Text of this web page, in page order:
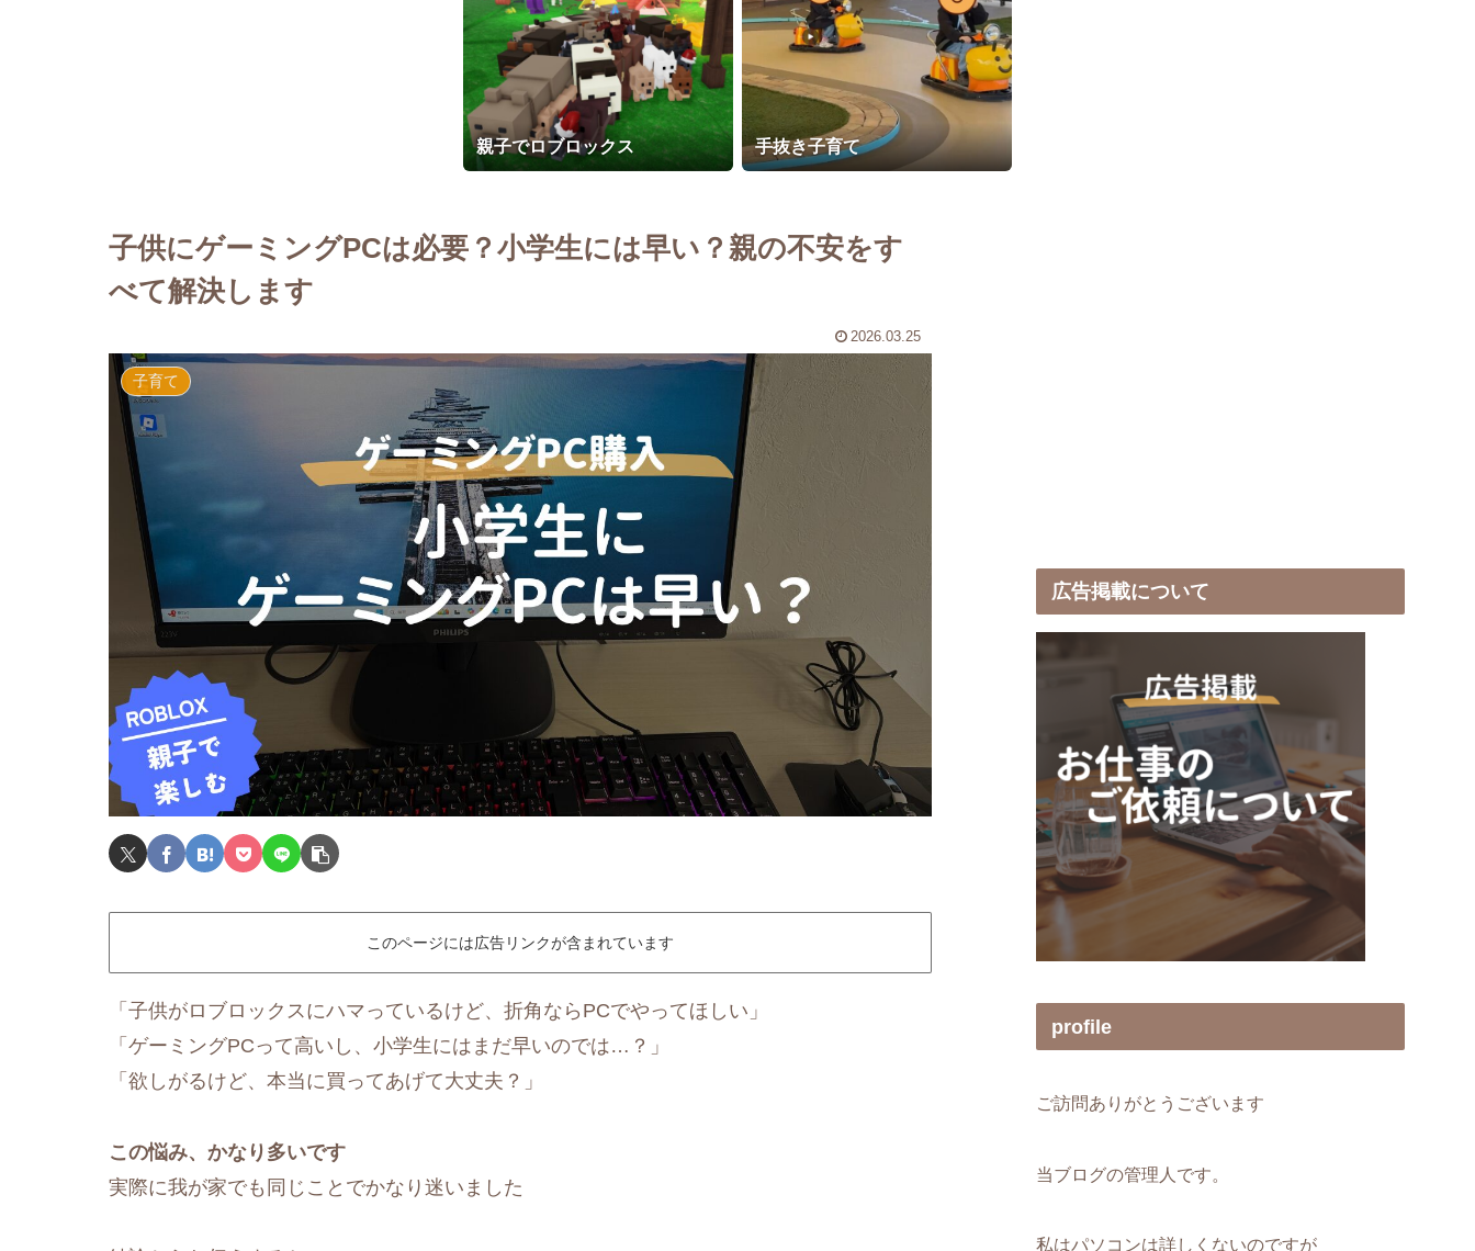
親子でロブロックス 手抜き子育て
子供にゲーミングPCは必要？小学生には早い？親の不安をす
べて解決します
2026.03.25
子育て
このページには広告リンクが含まれています
「子供がロブロックスにハマっているけど、折角ならPCでやってほしい」
「ゲーミングPCって高いし、小学生にはまだ早いのでは…？」
「欲しがるけど、本当に買ってあげて大丈夫？」
この悩み、かなり多いです
実際に我が家でも同じことでかなり迷いました
広告掲載について
profile
ご訪問ありがとうございます
当ブログの管理人です。
私はパソコンは詳しくないのですが